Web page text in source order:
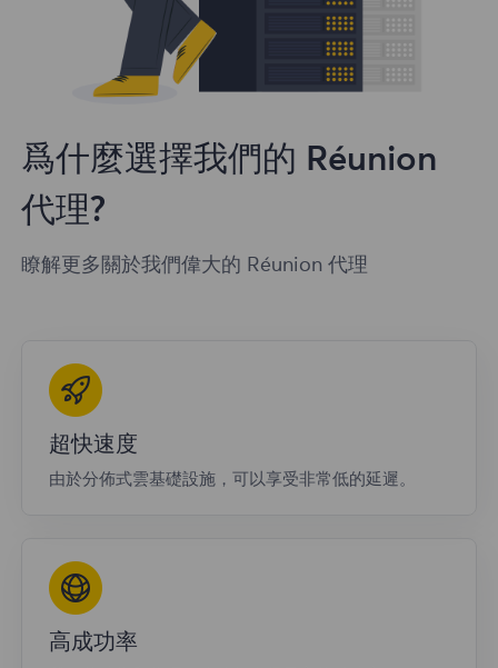
爲什麼選擇我們的 Réunion
代理?
瞭解更多關於我們偉大的 Réunion 代理
超快速度
由於分佈式雲基礎設施，可以享受非常低的延遲。
高成功率